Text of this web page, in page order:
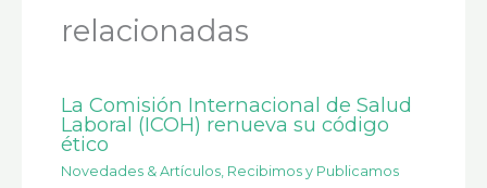
relacionadas
La Comisión Internacional de Salud
Laboral (ICOH) renueva su código
ético
Novedades & Artículos Recibimos y Publicamos